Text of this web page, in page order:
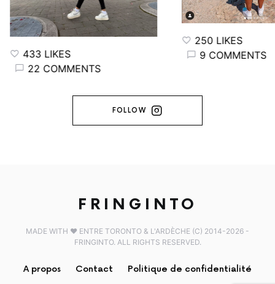
433 LIKES
22 COMMENTS
250 LIKES
9 COMMENTS
FOLLOW
FRINGINTO
MADE WITH ♥️ ENTRE TORONTO & L'ARDÈCHE (C) 2014-2026 -
FRINGINTO. ALL RIGHTS RESERVED.
A propos Contact Politique de confidentialité